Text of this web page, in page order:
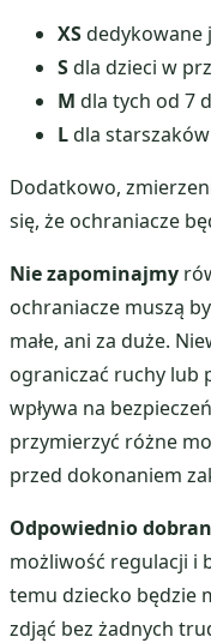
XSdedykowane
Sdla dzieci w
M dla tych od 7
Ldla
Dodatkowo,
się, że ochraniacze
Nie zapominajmy
ochraniacze muszą
małe, ani za duże.
ograniczać ruchy lub
wpływa na
przymierzyć różne
przed dokonaniem
Odpowiednio
możliwość regulacji i
temu dziecko będzie
zdjąć bez żadnych